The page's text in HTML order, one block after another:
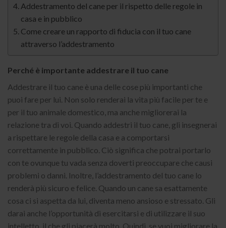
Addestramento del cane per il rispetto delle regole in
casa e in pubblico
Come creare un rapporto di fiducia con il tuo cane
attraverso l’addestramento
Perché è importante addestrare il tuo cane
Addestrare il tuo cane è una delle cose più importanti che
puoi fare per lui. Non solo renderai la vita più facile per te e
per il tuo animale domestico, ma anche migliorerai la
relazione tra di voi. Quando addestri il tuo cane, gli insegnerai
a rispettare le regole della casa e a comportarsi
correttamente in pubblico. Ciò significa che potrai portarlo
con te ovunque tu vada senza doverti preoccupare che causi
problemi o danni. Inoltre, l’addestramento del tuo cane lo
renderà più sicuro e felice. Quando un cane sa esattamente
cosa ci si aspetta da lui, diventa meno ansioso e stressato. Gli
darai anche l’opportunità di esercitarsi e di utilizzare il suo
intelletto, il che gli piacerà molto. Quindi, se vuoi migliorare la